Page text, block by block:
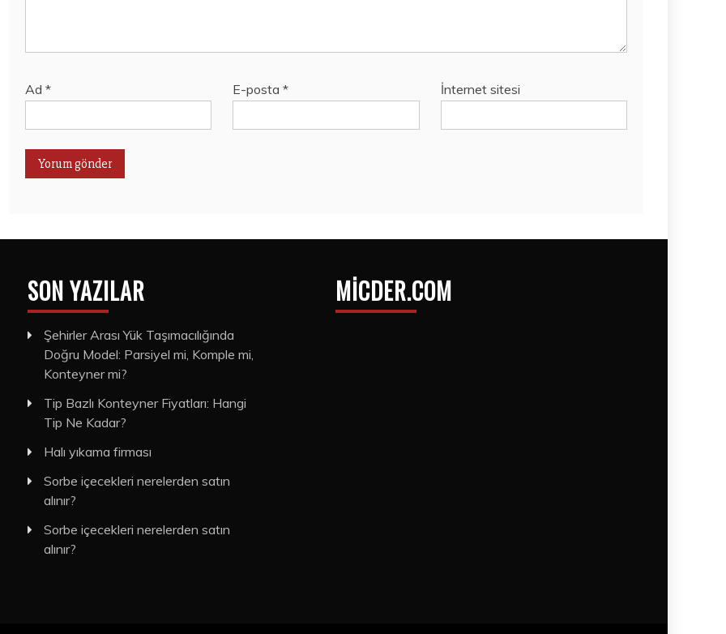
Ad * E-posta* İnternet sitesi
SON YAZILAR
Şehirler Arası Yük Taşımacılığında
Doğru Model: Parsiyel mi, Komple mi,
Konteyner mi?
Tip Bazlı Konteyner Fiyatları: Hangi
Tip Ne Kadar?
Halı yıkama firması
Sorbe içecekleri nerelerden satın
alınır?
Sorbe içecekleri nerelerden satın
alınır?
MICDER.COM